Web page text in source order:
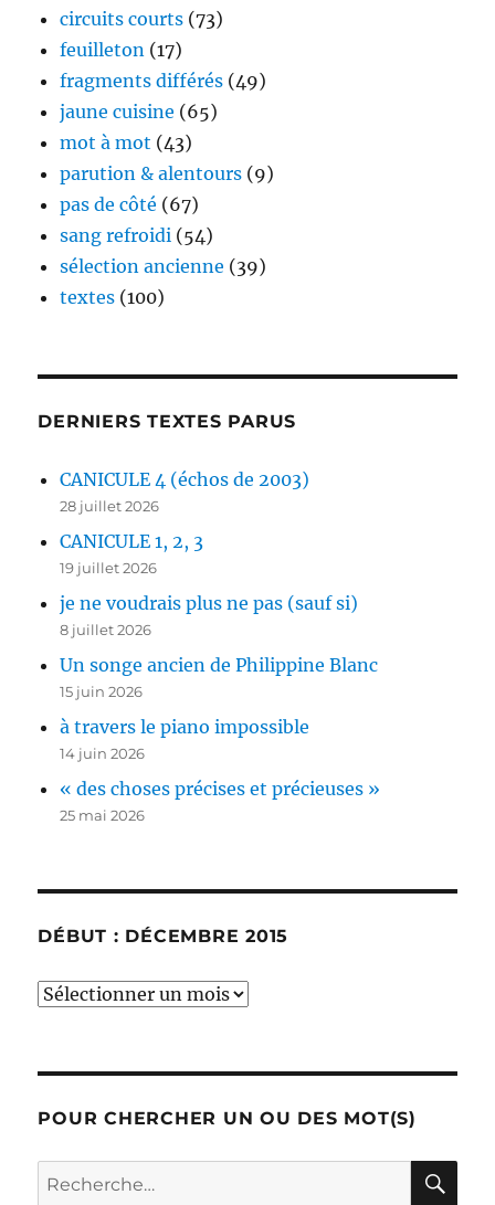
circuits courts (73)
feuilleton (17)
fragments différés (49)
jaune cuisine (65)
mot à mot (43)
parution & alentours (9)
pas de côté (67)
sang refroidi (54)
sélection ancienne (39)
textes (100)
DERNIERS TEXTES PARUS
CANICULE 4 (échos de 2003)
28 juillet 2026
CANICULE 1, 2, 3
19 juillet 2026
je ne voudrais plus ne pas (sauf si)
8 juillet 2026
Un songe ancien de Philippine Blanc
15 juin 2026
à travers le piano impossible
14 juin 2026
« des choses précises et précieuses »
25 mai 2026
DÉBUT : DÉCEMBRE 2015
début
POUR CHERCHER UN OU DES MOT(S)
Recherche